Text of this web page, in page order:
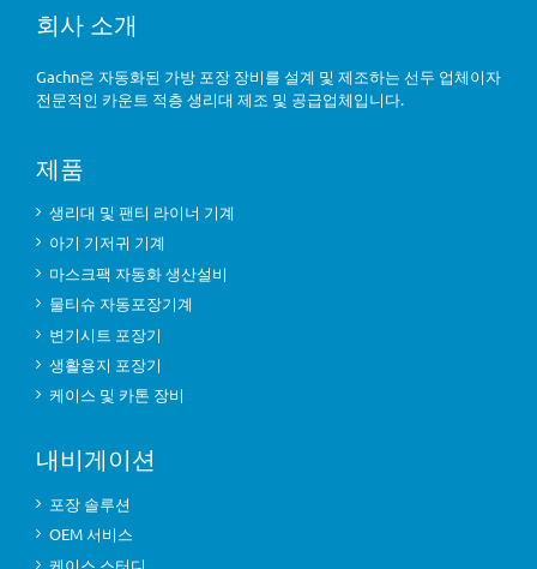
회사 소개
Gachn은 자동화된 가방 포장 장비를 설계 및 제조하는 선두 업체이자
전문적인 카운트 적층 생리대 제조 및 공급업체입니다.
제품
생리대 및 팬티 라이너 기계
아기 기저귀 기계
마스크팩 자동화 생산설비
물티슈 자동포장기계
변기시트 포장기
생활용지 포장기
케이스 및 카톤 장비
내비게이션
포장 솔루션
OEM 서비스
케이스 스터디